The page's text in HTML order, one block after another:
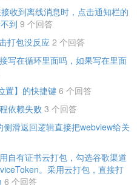
收到离线消息时，点击通知栏的
到 9 个回答
打包没反应 2 个回答
写在循环里面吗，如果写在里面
置】的快捷键 6 个回答
依赖失败 3 个回答
滑返回逻辑直接把webview给关
自有证书云打包，勾选谷歌渠道
。采用云打包，直接打
6 个回答